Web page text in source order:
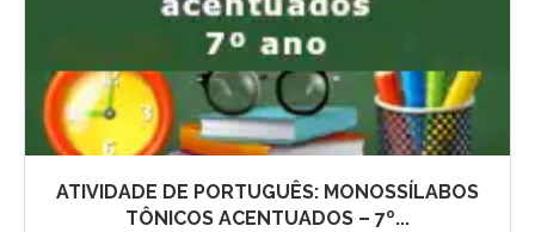
ATIVIDADE DE PORTUGUÊS: MONOSSÍLABOS
TÔNICOS ACENTUADOS – 7º...